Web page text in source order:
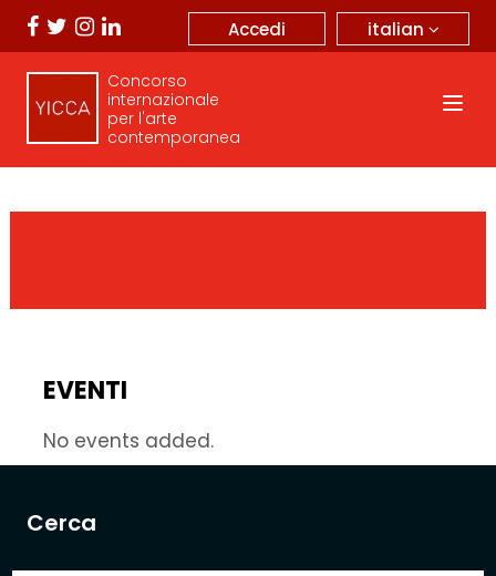
italian
Accedi
Concorso
internazionale
per l'arte
contemporanea
Cerca
EVENTI
No events added.